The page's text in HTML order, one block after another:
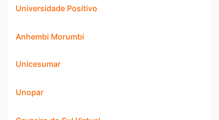
Universidade Positivo
Anhembi Morumbi
Unicesumar
Unopar